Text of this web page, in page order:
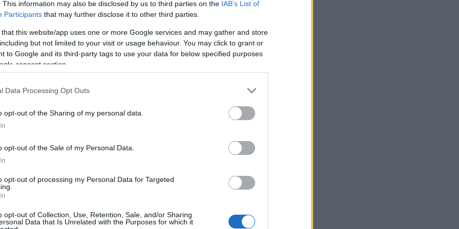
This information may also be disclosed by us to third parties on the IAB’s List of
Participants that may further disclose it to other third parties.
that this website/app uses one or more Google services and may gather and store
but not limited to your visit or usage behaviour. You may click to grant or
to Google and its third-party tags to use your data for below specified purposes
consent section.
Data Processing Opt Outs
opt-out of the Sharing of my personal data.
opt-out of the Sale of my Personal Data.
opt-out of processing my Personal Data for Targeted
opt-out of Collection, Use, Retention, Sale, and/or Sharing
Data that Is Unrelated with the Purposes for which it
SGHCToma
Synsecblog
Magyar oldalak
ExploitDB
Packet Storm
upSploit
Kultúra
akkor jönnek
dobozban az
az
XP (és az Office
olyan helyeken,
leírom mi jön
valaki
kezekbe is,